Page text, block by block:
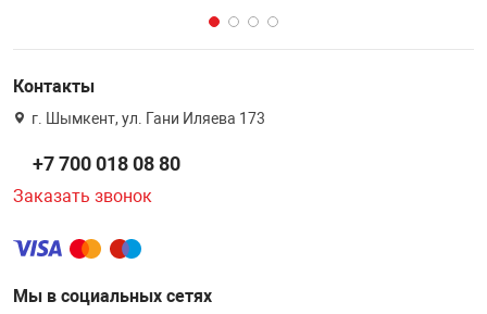
Контакты
г. Шымкент, ул. Гани Иляева 173
+7 700 018 08 80
Заказать звонок
Мы в социальных сетях